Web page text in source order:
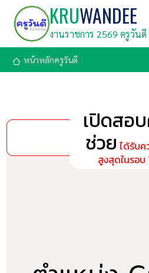
KRUWANDEE
งานราชการ 2569 ครูวัน
หน้าหลักครูวันดี
เปิดสอ
ช่วย ได้รับค
สูงสุดในรอบ